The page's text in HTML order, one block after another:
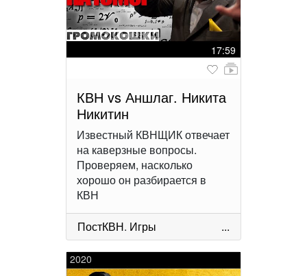
17:59
КВН vs Аншлаг. Никита
Никитин
Известный КВНЩИК отвечает
на каверзные вопросы.
Проверяем, насколько
хорошо он разбирается в
КВН
ПостКВН. Игры ...
2020